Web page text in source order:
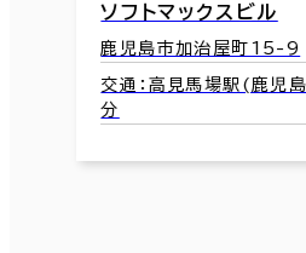
ソフトマックスビル
鹿児島市加治屋町15-9
交通：高見馬場駅(鹿児
分